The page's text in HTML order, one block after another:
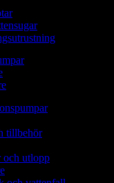
tillbehör
och utlopp